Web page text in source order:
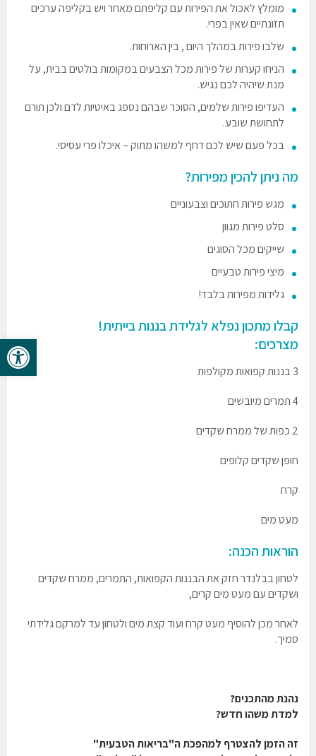
פתח
מומלץ לאכול את הפירות עם קליפתם מאחר ויש בקליפה ערכים
תזונתיים שאין בפרי.
שלבו פירות במהלך היום , בין הארוחות.
הניחו קערות של פירות מכל הצבעים במקומות בולטים בבית, על
מנת שיהיה לכם נגיש.
העדיפו פירות שלמים, הסוכר שבהם נספג באיטיות לדם ולכן תורם
לתחושת שובע.
בכל פעם שיש לכם דחף למשהו מתוק – איכלו פרי עסיסי.
מה ניתן להכין מפירות?
מגש פירות חתוכים וצבעוניים
סלט פירות מגוון
שייקים מכל הסוגים
מיצי פירות טבעיים
גלידות מפירות בלבד!
קבלו מתכון נפלא לגלידת בננות בייתית!
מצרכים:
3 בננות קפואות מקולפות
4 תמרים מיובשים
2 כפות של ממרח שקדים
חופן שקדים קלופים
קרח
מעט מים
הוראות הכנה:
לטחון בבלנדר חזק את הבננות הקפואות, התמרים, ממרח שקדים
ושקדים עם מעט מים קרים,
לאחר מכן להוסיף מעט קרח ועוד קצת מים ולטחון עד למרקם גלידתי
סמיך.
נהנת מהתכנים?
למדת משהו חדש?
זה הזמן להצטרף למהפכת ה"בריאות הטבעית"